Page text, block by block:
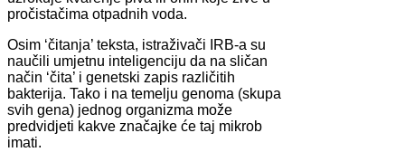
pročistačima otpadnih voda.
Osim ‘čitanja’ teksta, istraživači IRB-a su
naučili umjetnu inteligenciju da na sličan
način ‘čita’ i genetski zapis različitih
bakterija. Tako i na temelju genoma (skupa
svih gena) jednog organizma može
predvidjeti kakve značajke će taj mikrob
imati.